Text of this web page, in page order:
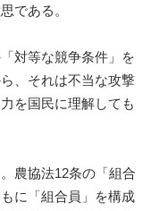
である。
対等な競争条件」を
、それは不当な攻撃
を国民に理解しても
農協法12条の「組合
に「組合員」を構成